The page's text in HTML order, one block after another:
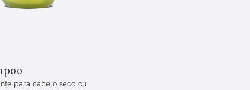
para cabelo seco ou